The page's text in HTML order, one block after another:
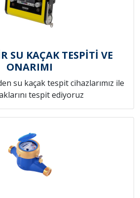
SU KAÇAK TESPİTİ VE
ONARIMI
su kaçak tespit cihazlarımız ile
tespit ediyoruz